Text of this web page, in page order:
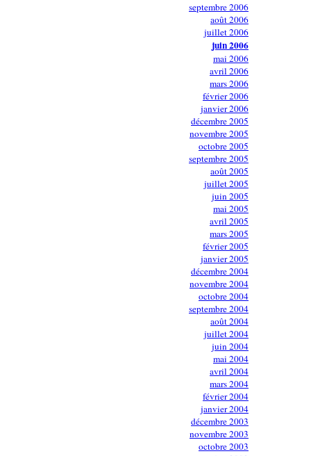
septembre 2006
août 2006
juillet 2006
juin 2006
mai 2006
avril 2006
mars 2006
février 2006
janvier 2006
décembre 2005
novembre 2005
octobre 2005
septembre 2005
août 2005
juillet 2005
juin 2005
mai 2005
avril 2005
mars 2005
février 2005
janvier 2005
décembre 2004
novembre 2004
octobre 2004
septembre 2004
août 2004
juillet 2004
juin 2004
mai 2004
avril 2004
mars 2004
février 2004
janvier 2004
décembre 2003
novembre 2003
octobre 2003